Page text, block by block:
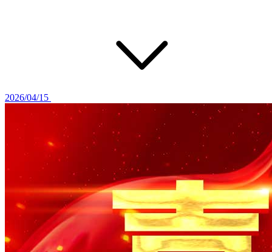
2026/04/15